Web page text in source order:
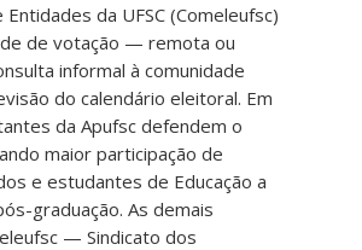
da UFSC (Comeleufsc)
de votação — remota ou
informal à comunidade
do calendário eleitoral. Em
da Apufsc defendem o
maior participação de
e estudantes de Educação a
graduação. As demais
— Sindicato dos